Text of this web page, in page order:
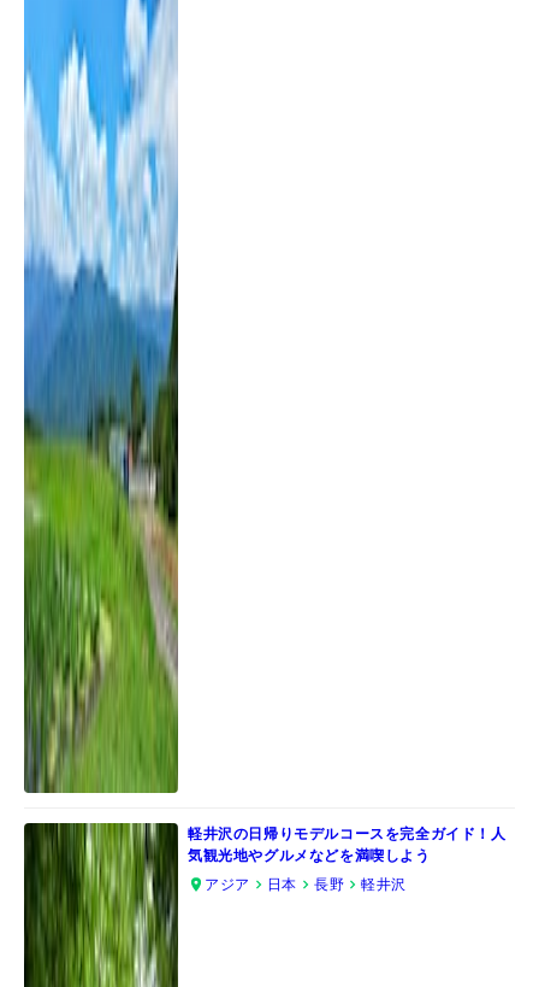
軽井沢の日帰りモデルコースを完全ガイド！人
気観光地やグルメなどを満喫しよう
アジア
日本 長野 軽井沢